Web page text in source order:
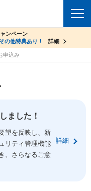
応援キャンペーン
詳細
ンペーン
の他特典あり！ 詳細
申込み
ました！
望を反映し、新
リティ管理機能
、さらなるご意
詳細